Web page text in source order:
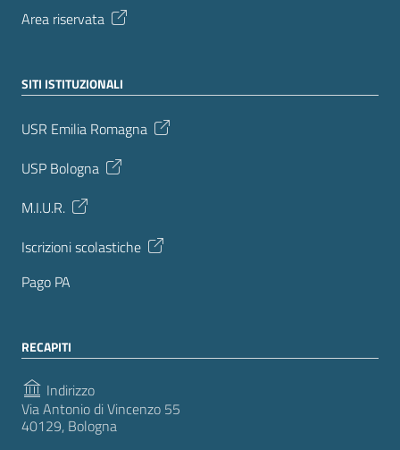
Area riservata
SITI ISTITUZIONALI
USR Emilia Romagna
USP Bologna
M.I.U.R.
Iscrizioni scolastiche
Pago PA
RECAPITI
Indirizzo
Via Antonio di Vincenzo 55
40129, Bologna